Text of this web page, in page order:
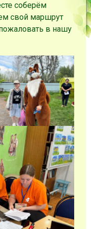
соберём
свой маршрут
в нашу